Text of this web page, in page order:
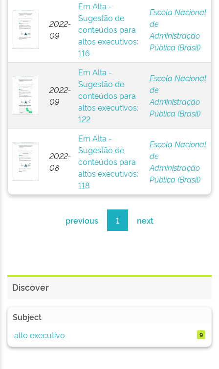
2022-
09
Em Alta -
Sugestão de
conteúdos para
altos executivos:
116
Escola Nacional
de
Administração
Pública (Brasil)
2022-
09
Em Alta -
Sugestão de
conteúdos para
altos executivos:
122
Escola Nacional
de
Administração
Pública (Brasil)
2022-
08
Em Alta -
Sugestão de
conteúdos para
altos executivos:
118
Escola Nacional
de
Administração
Pública (Brasil)
previous 1 next
Discover
Subject
alto executivo
9